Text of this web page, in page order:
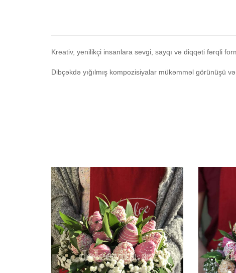
Kreativ, yenilikçi insanlara sevgi, sayqı və diqqəti fərqli
Dibçəkdə yığılmış kompozisiyalar mükəmməl görünüşü